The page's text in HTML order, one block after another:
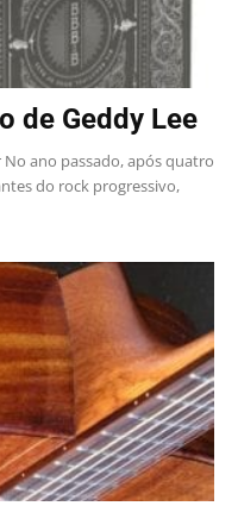
de Geddy Lee
No ano passado, após quatro
do rock progressivo,